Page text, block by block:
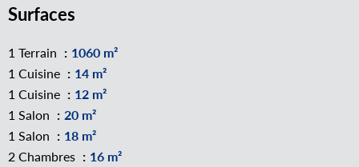
Surfaces
1 Terrain
1060 m²
1 Cuisine
14 m²
1 Cuisine
12 m²
1 Salon
20 m²
1 Salon
18 m²
2 Chambres
16 m²